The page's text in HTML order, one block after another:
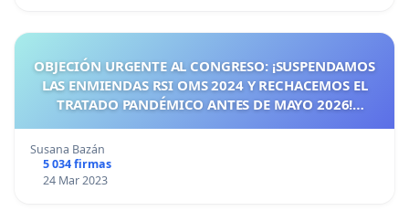
OBJECIÓN URGENTE AL CONGRESO: ¡SUSPENDAMOS
LAS ENMIENDAS RSI OMS 2024 Y RECHACEMOS EL
TRATADO PANDÉMICO ANTES DE MAYO 2026!
Susana Bazán
5 034 firmas
24 Mar 2023